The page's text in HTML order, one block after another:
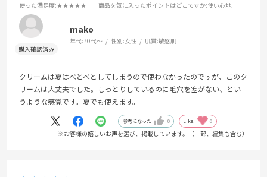
使った満足度:★★★★★ 商品を気に入ったポイントはどこですか:使い心地
mako
年代:70代～ 性別:女性 肌質:敏感肌
クリームは夏はべとべとしてしまうので使わなかったのですが、このク
リームは大丈夫でした。しっとりしているのに毛穴を塞がない、とい
うような感覚です。夏でも使えます。
参考になった 0 Like! 0
※お客様の嬉しいお声を選び、掲載しています。（一部、編集も含む）